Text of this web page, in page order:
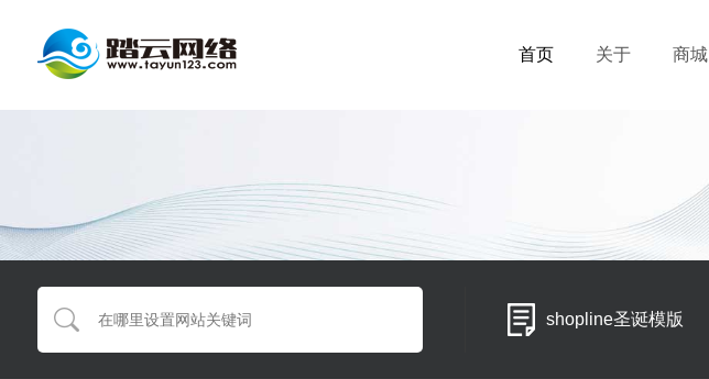
首页 关于 商城
shopline圣诞模版